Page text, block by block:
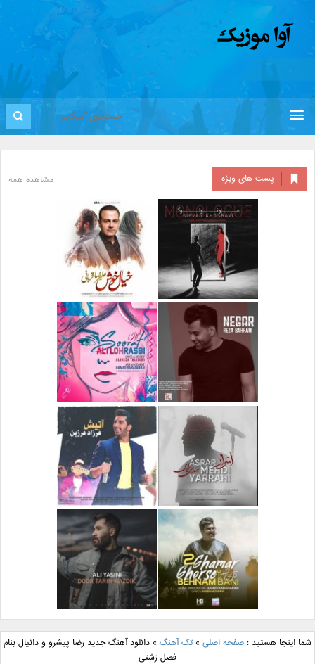
پست های ویژه مشاهده همه
دانلود آلبوم جدید سیروان
خسروی بنام مونولوگ
دانلود آهنگ جدید علیرضا
قربانی بنام خیال خوش
دانلود آهنگ جدید رضا
بهرام بنام نگار
دانلود آهنگ جدید علی
لهراسبی بنام صورت
دانلود آهنگ جدید مهدی
یراحی بنام اسرار
دانلود آهنگ جدید فرزاد
فرزین بنام آتیش
دانلود آهنگ جدید بهنام
بانی بنام قرص قمر 2
دانلود آهنگ جدید علی
یاسینی بنام دورترین نزدیک
شما اینجا هستید :صفحه اصلی »تک آهنگ »دانلود آهنگ جدید رضا پیشرو و دانیال بنام
فصل زشتی